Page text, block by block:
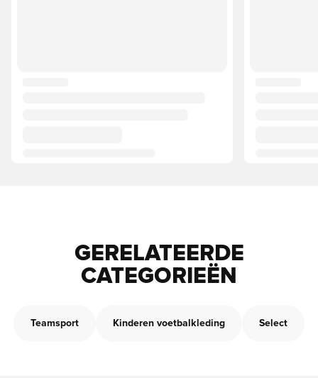
GERELATEERDE
CATEGORIEËN
Teamsport Kinderen voetbalkleding Select